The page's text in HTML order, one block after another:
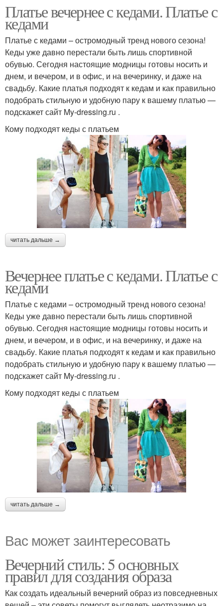
Платье вечернее с кедами. Платье с
кедами
Платье с кедами – остромодный тренд нового сезона!
Кеды уже давно перестали быть лишь спортивной
обувью. Сегодня настоящие модницы готовы носить и
днем, и вечером, и в офис, и на вечеринку, и даже на
свадьбу. Какие платья подходят к кедам и как правильно
подобрать стильную и удобную пару к вашему платью —
подскажет сайт My-dressing.ru .
Кому подходят кеды с платьем
читать дальше →
Вечернее платье с кедами. Платье с
кедами
Платье с кедами – остромодный тренд нового сезона!
Кеды уже давно перестали быть лишь спортивной
обувью. Сегодня настоящие модницы готовы носить и
днем, и вечером, и в офис, и на вечеринку, и даже на
свадьбу. Какие платья подходят к кедам и как правильно
подобрать стильную и удобную пару к вашему платью —
подскажет сайт My-dressing.ru .
Кому подходят кеды с платьем
читать дальше →
Вас может заинтересовать
Вечерний стиль: 5 основных
правил для создания образа
Как создать идеальный вечерний образ из повседневных